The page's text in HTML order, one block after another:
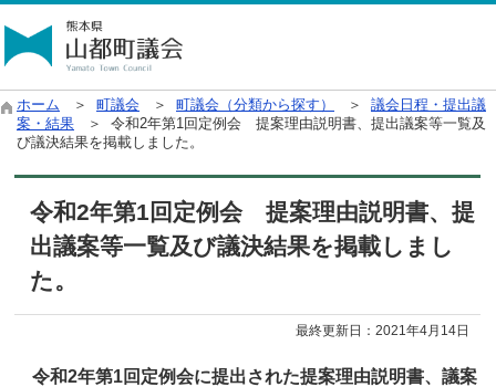
ホーム ＞ 町議会 ＞ 町議会（分類から探す） ＞ 議会日程・提出議
案・結果 ＞ 令和2年第1回定例会 提案理由説明書、提出議案等一覧及
び議決結果を掲載しました。
令和2年第1回定例会 提案理由説明書、提
出議案等一覧及び議決結果を掲載しまし
た。
最終更新日：2021年4月14日
令和2年第1回定例会に提出された提案理由説明書、議案